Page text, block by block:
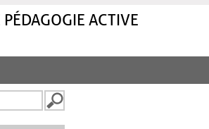
ACTIVE